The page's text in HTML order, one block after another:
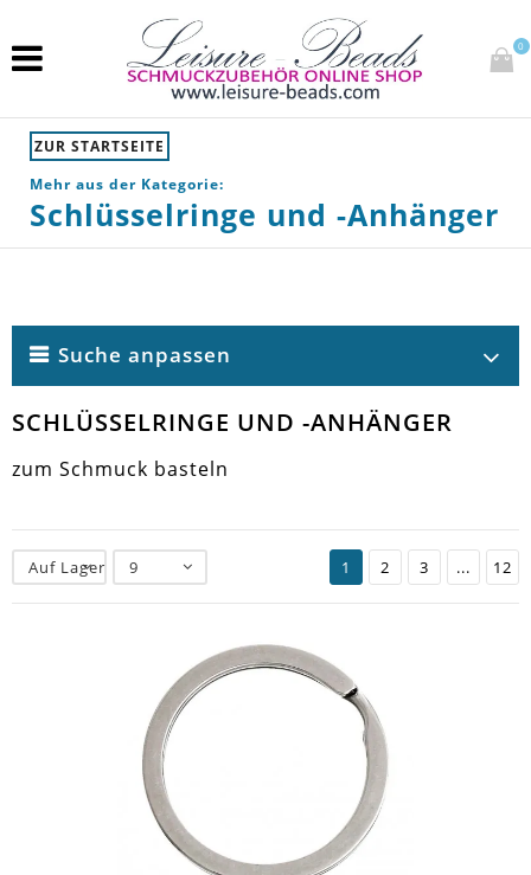
0
ZUR STARTSEITE
Mehr aus der Kategorie:
Schlüsselringe und -Anhänger
Suche anpassen
SCHLÜSSELRINGE UND -ANHÄNGER
zum Schmuck basteln
Auf Lager 9 1 2 3 ... 12